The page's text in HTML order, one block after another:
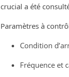
crucial a été
Paramètres à
Condition
Fréquence et